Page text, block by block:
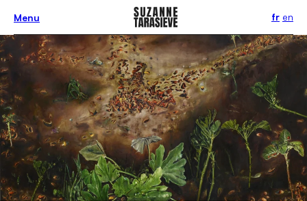
Menu fr en